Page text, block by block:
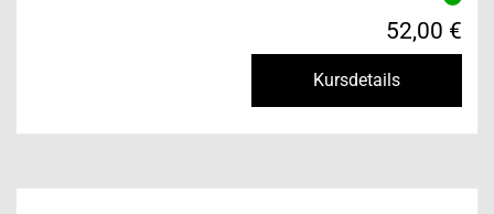
52,00 €
Kursdetails